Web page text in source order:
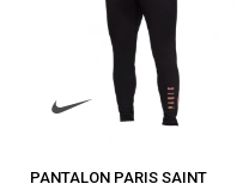
PANTALON PARIS SAINT